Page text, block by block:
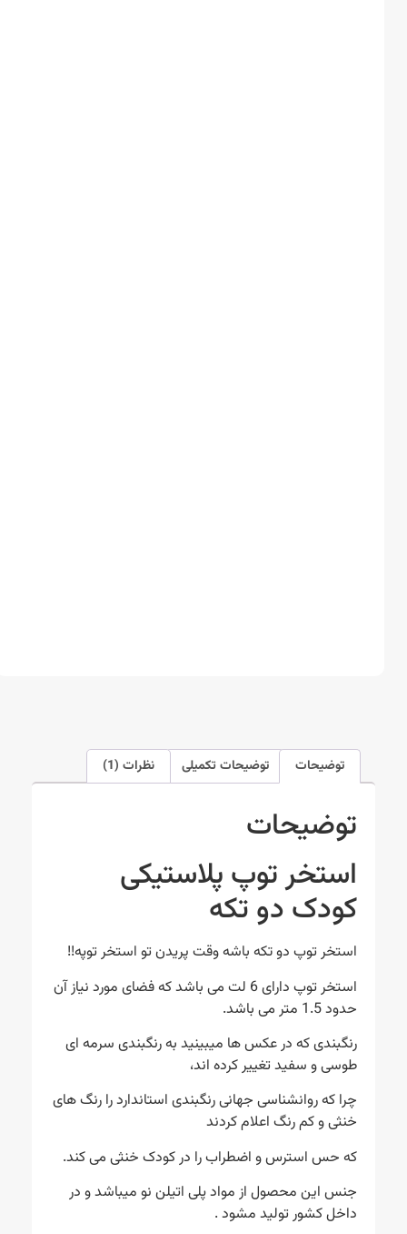
توضیحات توضیحات تکمیلی نظرات (1)
توضیحات
استخر توپ پلاستیکی
کودک دو تکه
استخر توپ دو تکه باشه وقت پریدن تو استخر توپه!!
استخر توپ دارای 6 لت می باشد که فضای مورد نیاز آن
رنگبندی که در عکس ها میبینید به رنگبندی سرمه ای
طوسی و سفید تغییر کرده اند،
چرا که روانشناسی جهانی رنگبندی استاندارد را رنگ های
خنثی و کم رنگ اعلام کردند
که حس استرس و اضطراب را در کودک خنثی می کند.
جنس این محصول از مواد پلی اتیلن نو میباشد و در
داخل کشور تولید مشود .